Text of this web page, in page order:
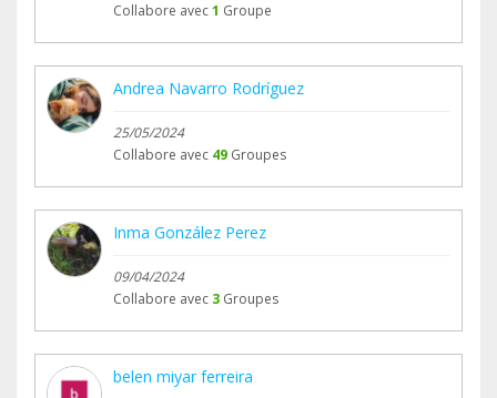
Collabore avec1 Groupe
Andrea Navarro Rodríguez
25/05/2024
Collabore avec 49 Groupes
Inma González Perez
09/04/2024
Collabore avec 3 Groupes
belen miyar ferreira